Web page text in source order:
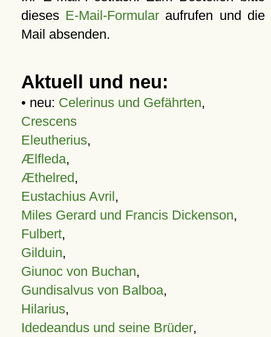
dieses E-Mail-Formular aufrufen und die
Mail absenden.
Aktuell und neu:
• neu: Celerinus und Gefährten,
Crescens
Eleutherius,
Ælfleda,
Æthelred,
Eustachius Avril,
Miles Gerard und Francis Dickenson,
Fulbert,
Gilduin,
Giunoc von Buchan,
Gundisalvus von Balboa,
Hilarius,
Idedeandus und seine Brüder,